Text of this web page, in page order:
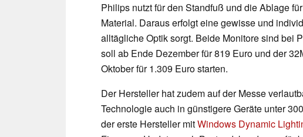
Philips nutzt für den Standfuß und die Ablage
Material. Daraus erfolgt eine gewisse und
alltägliche Optik sorgt. Beide Monitore sind bei
soll ab Ende Dezember für 819 Euro und der
Oktober für 1.309 Euro starten.
Der Hersteller hat zudem auf der Messe
Technologie auch in günstigere Geräte unter
der erste Hersteller mitWindows Dynamic